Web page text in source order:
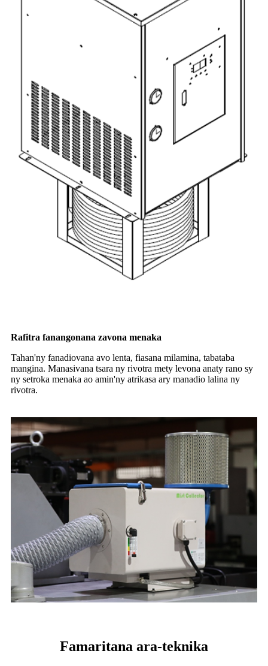
Rafitra fanangonana zavona menaka
Tahan'ny fanadiovana avo lenta, fiasana milamina, tabataba
mangina. Manasivana tsara ny rivotra mety levona anaty rano sy
ny setroka menaka ao amin'ny atrikasa ary manadio lalina ny
rivotra.
Famaritana ara-teknika